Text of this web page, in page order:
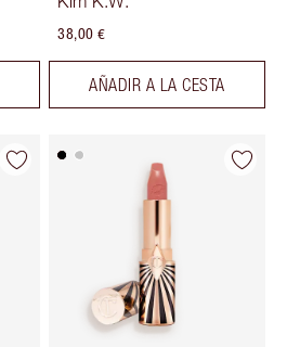
38,00 €
AÑADIR A LA CESTA